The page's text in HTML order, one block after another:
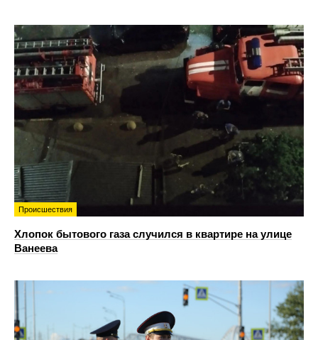
Происшествия
Хлопок бытового газа случился в квартире на улице
Ванеева